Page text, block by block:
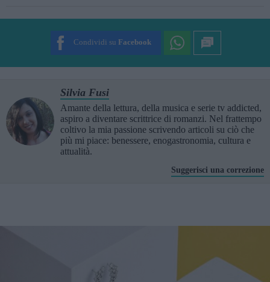
Condividi su Facebook
Silvia Fusi
Amante della lettura, della musica e serie tv addicted,
aspiro a diventare scrittrice di romanzi. Nel frattempo
coltivo la mia passione scrivendo articoli su ciò che
più mi piace: benessere, enogastronomia, cultura e
attualità.
Suggerisci una correzione